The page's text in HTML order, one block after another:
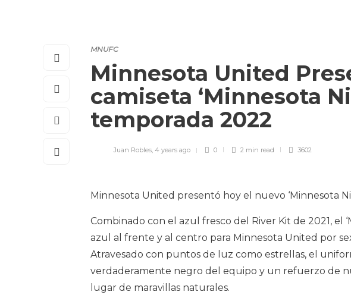
MNUFC
Minnesota United
camiseta ‘Minnesota
temporada 2022
Juan Robles, 4 years ago 0 2 min read 3602
Minnesota United presentó hoy el nuevo ‘Minnesota
Combinado con el azul fresco del River Kit de 2021, el
azul al frente y al centro para Minnesota United por
Atravesado con puntos de luz como estrellas, el
verdaderamente negro del equipo y un refuerzo de
lugar de maravillas naturales.